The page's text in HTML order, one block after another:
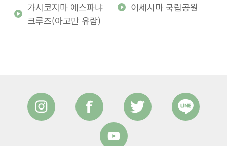
가시코지마 에스파냐
크루즈(아고만 유람)
이세시마 국립공원